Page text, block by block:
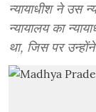
न्यायाधीश ने उस
न्यायालय का
था, जिस पर